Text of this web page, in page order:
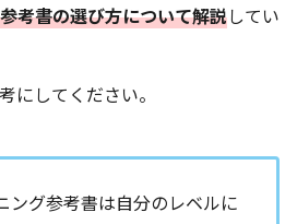
考書の選び方について解説してい
にしてください。
ング参考書は自分のレベルに